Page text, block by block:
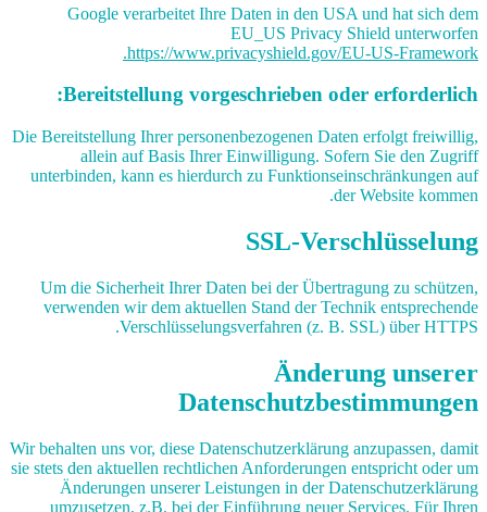
Google verarbeitet Ihre Daten in den USA und hat sich dem
EU_US Privacy Shield unterworfen
https://www.privacyshield.gov/EU-US-Framework.
Bereitstellung vorgeschrieben oder erforderlich:
Die Bereitstellung Ihrer personenbezogenen Daten erfolgt freiwillig,
allein auf Basis Ihrer Einwilligung. Sofern Sie den Zugriff
unterbinden, kann es hierdurch zu Funktionseinschränkungen auf
der Website kommen.
SSL-Verschlüsselung
Um die Sicherheit Ihrer Daten bei der Übertragung zu schützen,
verwenden wir dem aktuellen Stand der Technik entsprechende
Verschlüsselungsverfahren (z. B. SSL) über HTTPS.
Änderung unserer
Datenschutzbestimmungen
Wir behalten uns vor, diese Datenschutzerklärung anzupassen, damit
sie stets den aktuellen rechtlichen Anforderungen entspricht oder um
Änderungen unserer Leistungen in der Datenschutzerklärung
umzusetzen, z.B. bei der Einführung neuer Services. Für Ihren